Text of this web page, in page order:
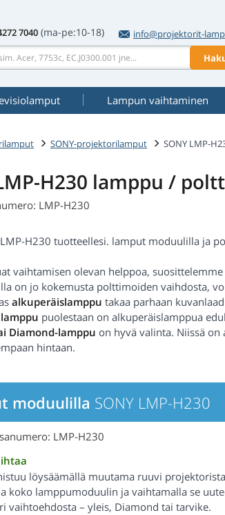
7040 (ma-pe:10-18)
info@projektorit-
Lampun vaihtaminen
SONY-projektorilamput SONY LMP-
H230 lamppu /
LMP-H230
LMP-H230 tuotteellesi. lamput moduulilla ja
vaihtamisen olevan helppoa, suosittelemme
on jo kokemusta polttimoiden vaihdosta,
alkuperäislamppu takaa parhaan
puolestaan on alkuperäislamppua
Diamond-lamppu on hyvä valinta. Niissä
hintaan.
moduulilla SONY LMP-H230
LMP-H230
löysäämällä muutama ruuvi
koko lamppumoduulin ja vaihtamalla se
vaihtoehdosta – yleis, Diamond tai tarvike.